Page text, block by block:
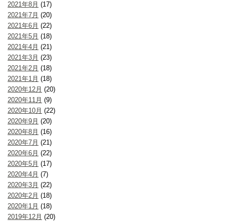
2021年8月 (17)
2021年7月 (20)
2021年6月 (22)
2021年5月 (18)
2021年4月 (21)
2021年3月 (23)
2021年2月 (18)
2021年1月 (18)
2020年12月 (20)
2020年11月 (9)
2020年10月 (22)
2020年9月 (20)
2020年8月 (16)
2020年7月 (21)
2020年6月 (22)
2020年5月 (17)
2020年4月 (7)
2020年3月 (22)
2020年2月 (18)
2020年1月 (18)
2019年12月 (20)